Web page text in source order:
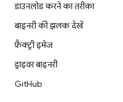
डाउनलोड करने का तरीका
बाइनरी की झलक देखें
फ़ैक्ट्री इमेज
ड्राइवर बाइनरी
GitHub